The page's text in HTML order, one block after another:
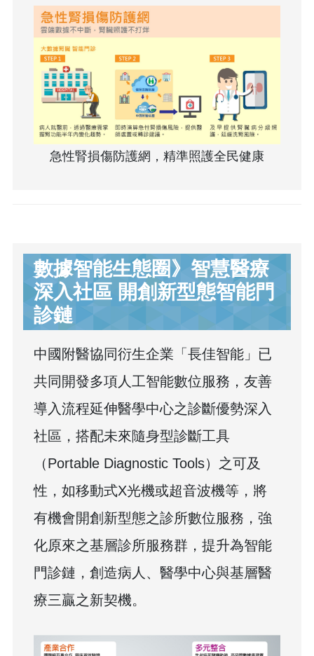
急性腎損傷防護網，精準照護全民健康
數據智能生態圈》智慧醫療
深入社區 開創新型態智能門
診鏈
中國附醫協同衍生企業「長佳智能」已
共同開發多項人工智能數位服務，友善
導入流程延伸醫學中心之診斷優勢深入
社區，搭配未來隨身型診斷工具
（Portable Diagnostic Tools）之可及
性，如移動式X光機或超音波機等，將
有機會開創新型態之診所數位服務，強
化原來之基層診所服務群，提升為智能
門診鏈，創造病人、醫學中心與基層醫
療三贏之新契機。